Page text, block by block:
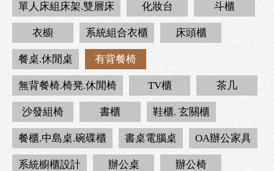
單人床組床架.雙層床 化妝台 斗櫃
衣櫥 系統組合衣櫃 床頭櫃
餐桌.休閒桌 有背餐椅
無背餐椅.椅凳.休閒椅 TV櫃 茶几
沙發組椅 書櫃 鞋櫃. 玄關櫃
餐櫃.中島桌.碗碟櫃 書桌電腦桌 OA辦公家具
系統櫥櫃設計 辦公桌 辦公椅